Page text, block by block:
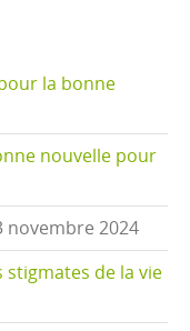
la bonne
nouvelle pour
novembre 2024
stigmates de la vie